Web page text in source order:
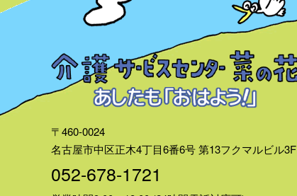
〒460-0024
名古屋市中区正木4丁目6番6号第13フクマルビル3F
052-678-1721